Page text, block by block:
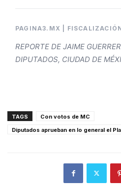
PAGINA3.MX |
REPORTE DE JAIME
DIPUTADOS, CIUDAD DE
TAGS
Con votos de MC
Diputados aprueban en lo general el